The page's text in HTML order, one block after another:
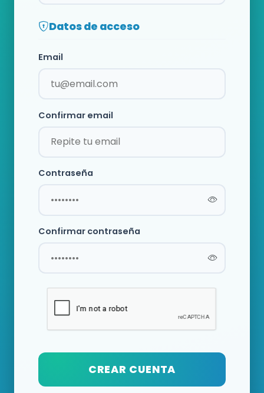
Datos de acceso
Email
Confirmar email
Contraseña
Confirmar contraseña
CREAR CUENTA